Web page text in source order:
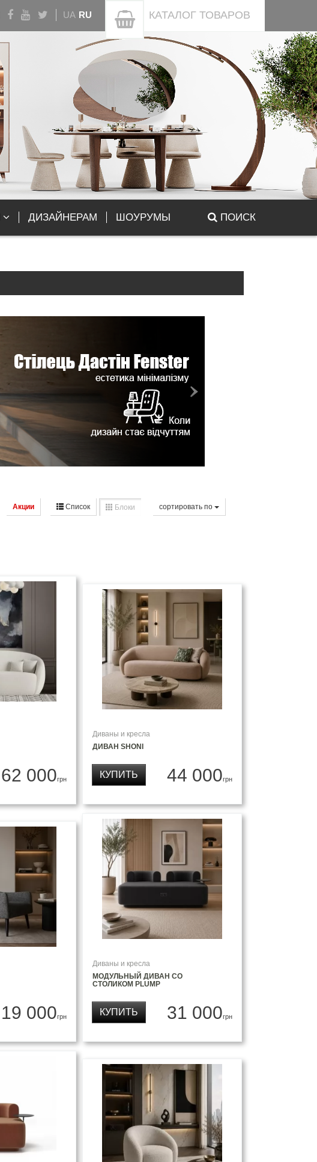
UA RU КАТАЛОГ ТОВАРОВ
ДИЗАЙНЕРАМ ШОУРУМЫ ПОИСК
cортировать по
Акции Список Блоки
62 000грн
Диваны и кресла
ДИВАН SHONI
44 000грн
КУПИТЬ
19 000грн
Диваны и кресла
МОДУЛЬНЫЙ ДИВАН СО
СТОЛИКОМ PLUMP
31 000грн
КУПИТЬ